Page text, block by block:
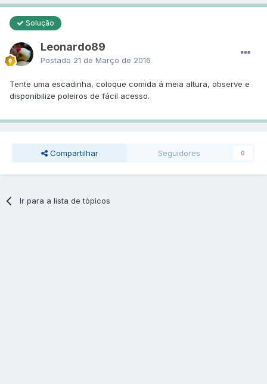
Solução
Leonardo89
Postado 21 de Março de 2016
Tente uma escadinha, coloque comida á meia altura, observe e
disponibilize poleiros de fácil acesso.
Compartilhar Seguidores 0
Ir para a lista de tópicos